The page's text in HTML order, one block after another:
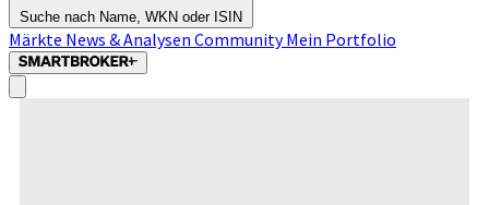
Suche nach Name, WKN oder ISIN
Märkte News & Analysen CommunityMein Portfolio